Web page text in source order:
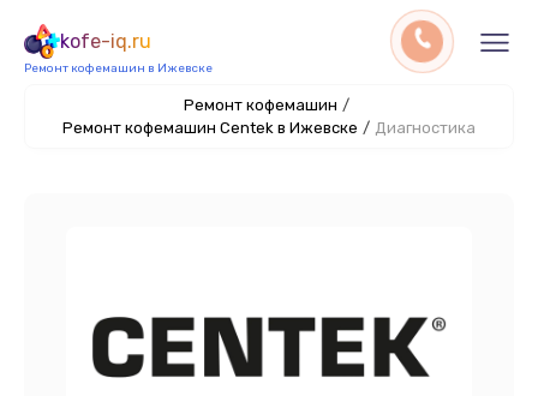
kofe-iq.ru
Ремонт кофемашин в Ижевске
Ремонт кофемашин /
Ремонт кофемашин Centek в Ижевске / Диагностика